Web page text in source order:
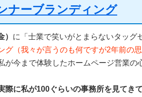
ナーブランディング
） に 「士業で笑いがとまらないタッグ
グ（我々が言うのも何ですが2年前の
が今まで体験したホームページ営業の
際に私が100ぐらいの事務所を見てき